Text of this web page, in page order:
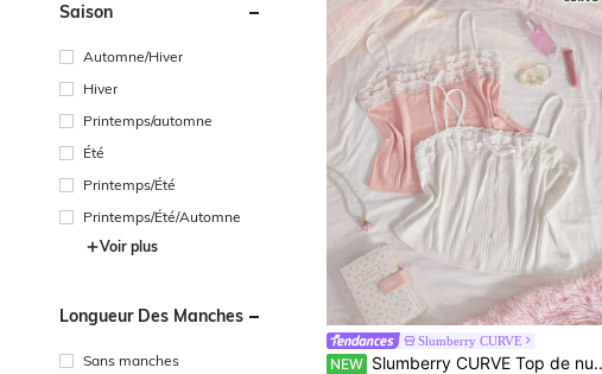
Saison
Automne/Hiver
Hiver
Printemps/automne
Été
Printemps/Été
Printemps/Été/Automne
Voir plus
Longueur Des Manches
Sans manches
Slumberry CURVE
NEW Slumberry CURVE Top de nuit camisole en dentelle douce pour femmes grandes tailles 2 pièces/ensemble